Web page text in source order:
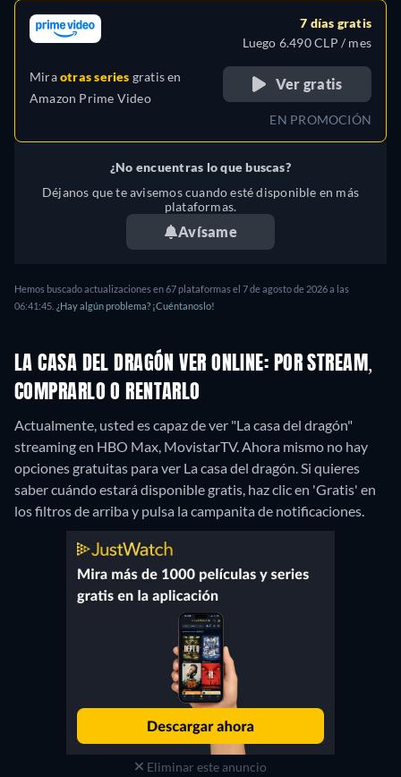
Miraotras series gratis en
Amazon Prime Video
7 días gratis
Luego 6.490 CLP / mes
Ver gratis
EN PROMOCIÓN
¿No encuentras lo que buscas?
Déjanos que te avisemos cuando esté disponible en más
plataformas.
Avísame
Hemos buscado actualizaciones en 67 plataformas el 7 de agosto de 2026 a las
06:41:45. ¿Hay algún problema? ¡Cuéntanoslo!
LA CASA DEL DRAGÓN VER ONLINE: POR STREAM,
COMPRARLO O RENTARLO
Actualmente, usted es capaz de ver "La casa del dragón"
streaming en HBO Max, MovistarTV. Ahora mismo no hay
opciones gratuitas para ver La casa del dragón. Si quieres
saber cuándo estará disponible gratis, haz clic en 'Gratis' en
los filtros de arriba y pulsa la campanita de notificaciones.
Eliminar este anuncio